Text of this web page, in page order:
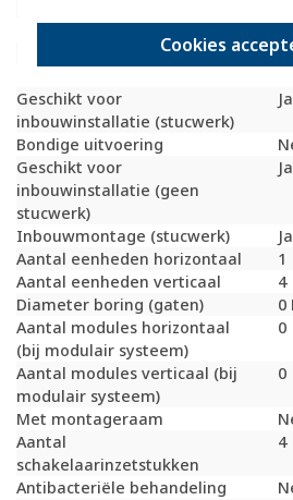
Cookies
Uitvoering oppervlakte
Geschikt voor
inbouwinstallatie (stucwerk)
Ja
Bondige uitvoering
Geschikt voor
inbouwinstallatie (geen
stucwerk)
Ja
Inbouwmontage (stucwerk)
Ja
Aantal eenheden horizontaal
1
Aantal eenheden verticaal
4
Diameter boring (gaten)
0
Aantal modules horizontaal
(bij modulair systeem)
0
Aantal modules verticaal (bij
modulair systeem)
0
Met montageraam
Aantal
schakelaarinzetstukken
4
Antibacteriële behandeling